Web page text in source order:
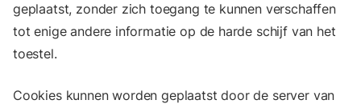
geplaatst, zonder zich toegang te kunnen verschaffen
tot enige andere informatie op de harde schijf van het
toestel.
Cookies kunnen worden geplaatst door de server van